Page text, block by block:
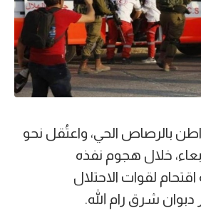
بالرصاص الحي، واعتُقل نحو
خلال هجوم نفذه
لقوات الاحتلال
دبوان شرق رام الله.